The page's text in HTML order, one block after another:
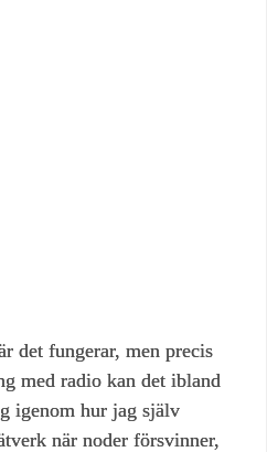
det fungerar, men precis
med radio kan det ibland
igenom hur jag själv
när noder försvinner,